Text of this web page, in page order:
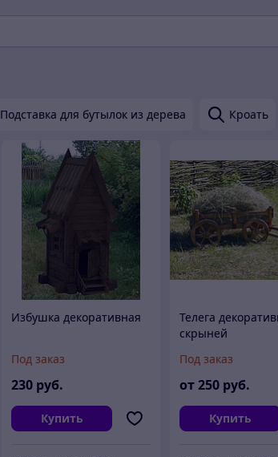
Подставка для бутылок из дерева Кроать
Избушка декоративная
Под заказ
230 руб.
Купить
Телега
скрыней
Под заказ
от250 руб.
Купить